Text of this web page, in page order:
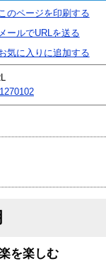
のページを印刷する
ールでURLを送る
気に入りに追加する
を楽しむ